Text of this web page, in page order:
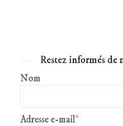
Restez informés de
Nom
Adresse e-mail*